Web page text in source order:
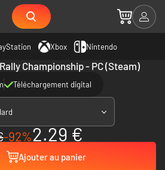
Xbox Nintendo
Championship - PC (Steam)
Téléchargement digital
-92%2.29 €
Ajouter au panier